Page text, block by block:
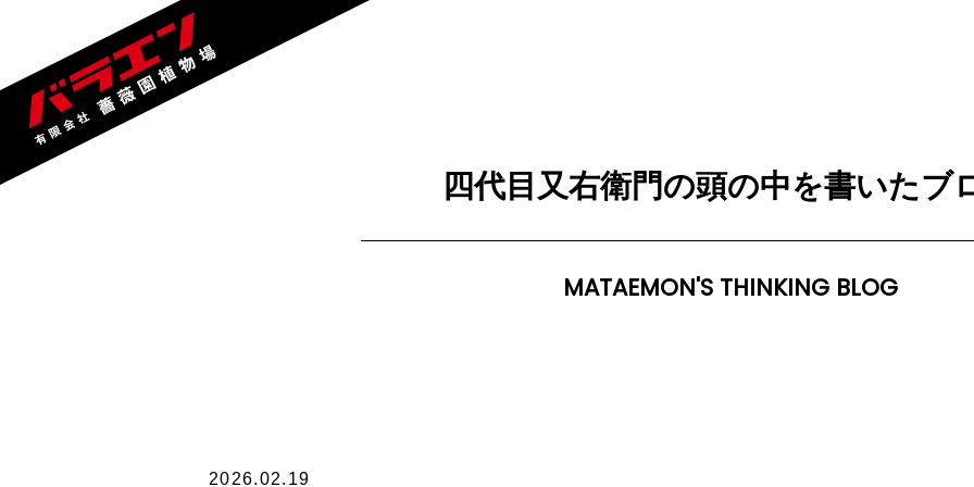
四代目又右衛門の頭の中を書いたブ
MATAEMON'S THINKING BLOG
2026.02.19